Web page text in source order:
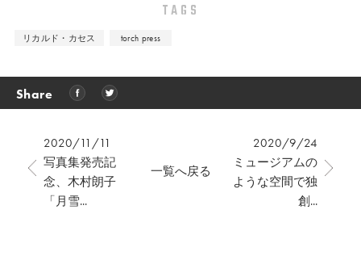
TAGS
リカルド・カセス torch press
Share
2020/11/11
写真集発売記
念、木村朗子
「月雪...
2020/9/24
ミュージアムの
ような空間で独
創...
一覧へ戻る